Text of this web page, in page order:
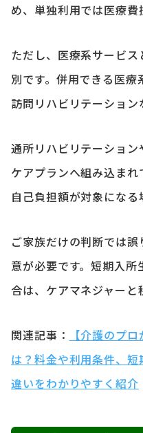
め、単独利用では医療費
ただし、医療系サービ
別です。併用できる医
訪問リハビリテーション
通所リハビリテーショ
ケアプランへ組み込ま
自己負担額が対象になる
ご家族だけの判断では
意が必要です。短期入
合は、ケアマネジャーと
関連記事：
【介護のプ
は？料金や利用条件、
違いをわかりやすく紹介